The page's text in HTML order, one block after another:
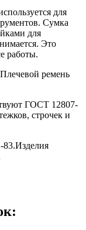
для
Сумка
для
Это
работы.
ремень
ГОСТ 12807-
строчек и
83.Изделия